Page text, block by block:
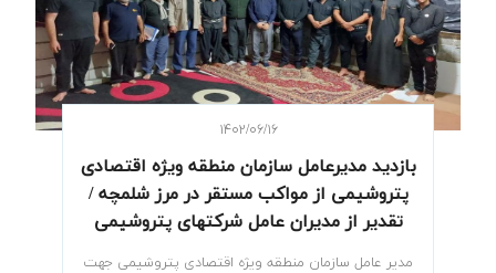
۱۴۰۲/۰۶/۱۶
بازدید مدیرعامل سازمان منطقه ویژه اقتصادی
پتروشیمی از مواکب مستقر در مرز شلمچه /
تقدیر از مدیران عامل شرکتهای پتروشیمی
مدیر عامل سازمان منطقه ویژه اقتصادی پتروشیمی جهت